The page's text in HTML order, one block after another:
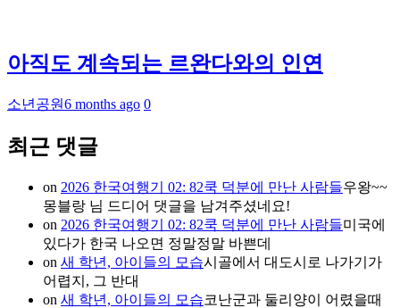
아직도 계속되는 르완다와의 인연
소년공원6 months ago 0
최근 댓글
on 2026 한국여행기 02: 82쿡 덕분에 만난 사람들우왕~~
몽블랑 님 드디어 댓글을 남겨주셨네요!
on 2026 한국여행기 02: 82쿡 덕분에 만난 사람들미국에
있다가 한국 나오면 정말정말 바쁜데
on 새 학년, 아이들의 모습시골에서 대도시로 나가기가
어렵지, 그 반대
on 새 학년, 아이들의 모습코난군과 둘리양이 어렸을때